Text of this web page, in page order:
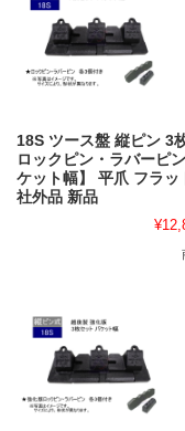
18S ツース盤 縦ピン 3
ロックピン・ラバーピ
ケット幅】 平爪 フラッ
社外品 新品